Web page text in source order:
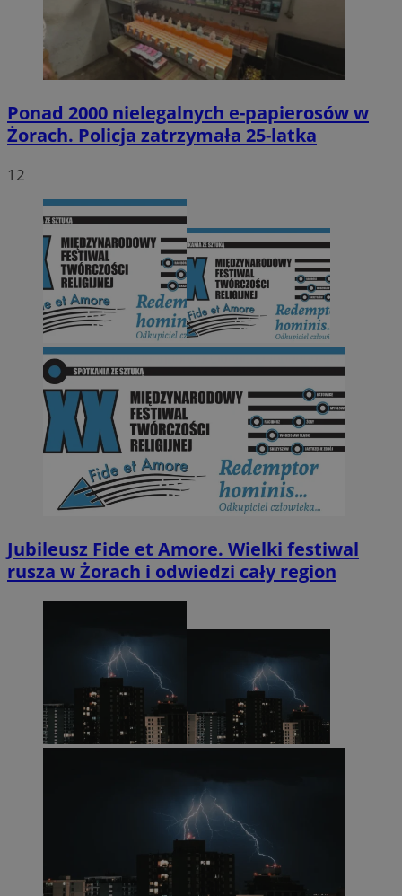
Ponad 2000 nielegalnych e-papierosów w
Żorach. Policja zatrzymała 25-latka
12
Jubileusz Fide et Amore. Wielki festiwal
rusza w Żorach i odwiedzi cały region